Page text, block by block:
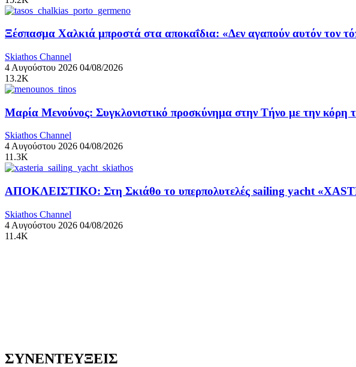
Ξέσπασμα Χαλκιά μπροστά στα αποκαΐδια: «Δεν αγαπούν αυτόν τον
Skiathos Channel
4 Αυγούστου 2026 04/08/2026
13.2K
Μαρία Μενούνος: Συγκλονιστικό προσκύνημα στην Τήνο με την κόρη
Skiathos Channel
4 Αυγούστου 2026 04/08/2026
11.3K
ΑΠΟΚΛΕΙΣΤΙΚΟ: Στη Σκιάθο το υπερπολυτελές sailing yacht
Skiathos Channel
4 Αυγούστου 2026 04/08/2026
11.4K
ΣΥΝΕΝΤΕΥΞΕΙΣ